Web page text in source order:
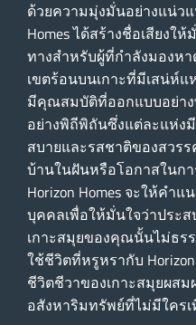
ด้วยความมุ่งมั่นอย่างแน่วแ
Homes ได้สร้างชื่อเสียงใ
ทางสําหรับผู้ที่กําลังมองห
เขตร้อนบนเกาะที่มีเสน่ห์
มีคุณสมบัติที่ออกแบบอย่า
อย่างพิถีพิถันซึ่งแต่ละแห่ง
สบายและรสชาติของสวร
บ้านในฝันหรือโอกาสในก
Horizon Homes จะให้คํา
บุคคลเพื่อให้มั่นใจว่าประ
เกาะสมุยของคุณนั้นไม่ธ
ใช้ชีวิตที่หรูหรากับ
ชีวิตชีวาของเกาะสมุยผส
อสังหาริมทรัพย์ที่ไม่มีใคร